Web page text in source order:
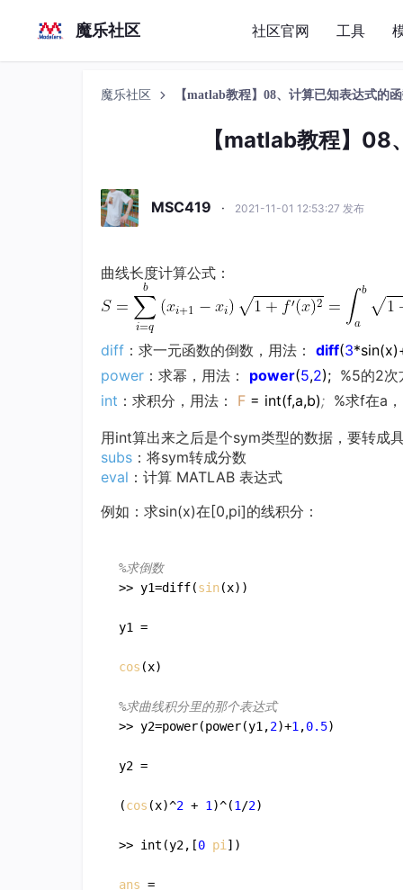
魔乐社区 社区官网 工具
魔乐社区 【matlab教程】08、计算已知表达式的
【matlab教程】08
MSC419 · 2021-11-01 12:53:27 发布
曲线长度计算公式：
diff ：求一元函数的倒数，用法： diff(3
power ：求幂，用法： power(5,2); %5的2次
int ：求积分，用法： F = int(f,a,b); %求f在a
用int算出来之后是个sym类型的数据，要转成
subs ：将sym转成分数
eval ：计算 MATLAB 表达式
例如：求sin(x)在[0,pi]的线积分：
%求倒数
>> y1=diff(sin(x))
y1 =
cos (x)
%求曲线积分里的那个表达式
>> y2=power(power(y1,2)+1 ,0.5)
y2 =
(cos (x)^2 + 1 )^(1 /2)
>> int(y2,[0 pi ])
ans =